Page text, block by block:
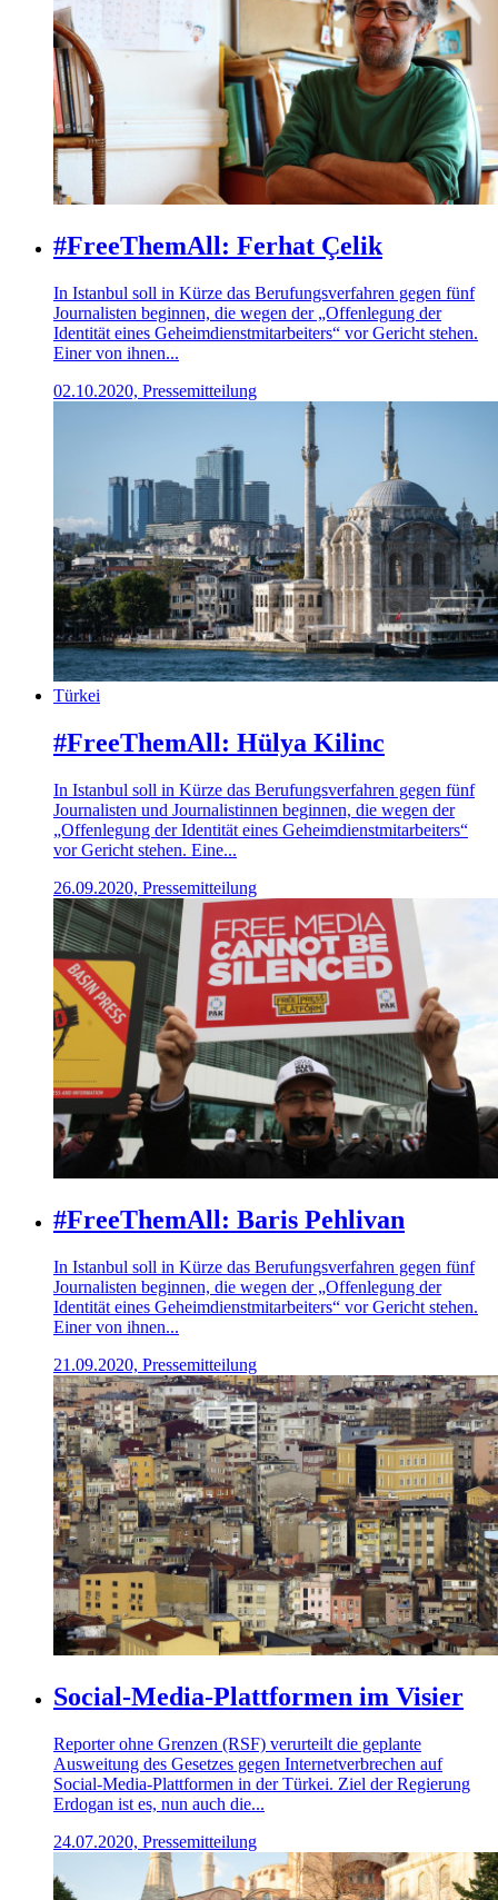
#FreeThemAll: Ferhat Çelik
In Istanbul soll in Kürze das Berufungsverfahren gegen fünf
Journalisten beginnen, die wegen der „Offenlegung der
Identität eines Geheimdienstmitarbeiters“ vor Gericht stehen.
Einer von ihnen...
02.10.2020, Pressemitteilung
Türkei
#FreeThemAll: Hülya Kilinc
In Istanbul soll in Kürze das Berufungsverfahren gegen fünf
Journalisten und Journalistinnen beginnen, die wegen der
„Offenlegung der Identität eines Geheimdienstmitarbeiters“
vor Gericht stehen. Eine...
26.09.2020, Pressemitteilung
#FreeThemAll: Baris Pehlivan
In Istanbul soll in Kürze das Berufungsverfahren gegen fünf
Journalisten beginnen, die wegen der „Offenlegung der
Identität eines Geheimdienstmitarbeiters“ vor Gericht stehen.
Einer von ihnen...
21.09.2020, Pressemitteilung
Social-Media-Plattformen im Visier
Reporter ohne Grenzen (RSF) verurteilt die geplante
Ausweitung des Gesetzes gegen Internetverbrechen auf
Social-Media-Plattformen in der Türkei. Ziel der Regierung
Erdogan ist es, nun auch die...
24.07.2020, Pressemitteilung